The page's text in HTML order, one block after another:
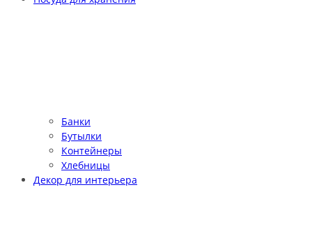
Банки
Бутылки
Контейнеры
Хлебницы
Декор для интерьера